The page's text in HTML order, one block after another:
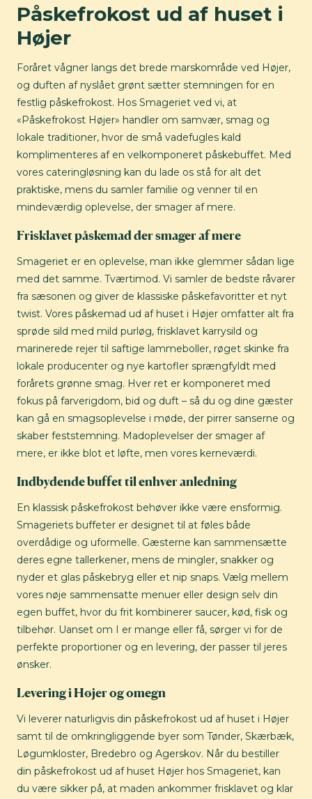
Påskefrokost ud af huset i
Højer
Foråret vågner langs det brede marskområde ved Højer,
og duften af nyslået grønt sætter stemningen for en
festlig påskefrokost. Hos Smageriet ved vi, at
«Påskefrokost Højer» handler om samvær, smag og
lokale traditioner, hvor de små vadefugles kald
komplimenteres af en velkomponeret påskebuffet. Med
vores cateringløsning kan du lade os stå for alt det
praktiske, mens du samler familie og venner til en
mindeværdig oplevelse, der smager af mere.
Frisklavet påskemad der smager af mere
Smageriet er en oplevelse, man ikke glemmer sådan lige
med det samme. Tværtimod. Vi samler de bedste råvarer
fra sæsonen og giver de klassiske påskefavoritter et nyt
twist. Vores påskemad ud af huset i Højer omfatter alt fra
sprøde sild med mild purløg, frisklavet karrysild og
marinerede rejer til saftige lammeboller, røget skinke fra
lokale producenter og nye kartofler sprængfyldt med
forårets grønne smag. Hver ret er komponeret med
fokus på farverigdom, bid og duft – så du og dine gæster
kan gå en smagsoplevelse i møde, der pirrer sanserne og
skaber feststemning. Madoplevelser der smager af
mere, er ikke blot et løfte, men vores kerneværdi.
Indbydende buffet til enhver anledning
En klassisk påskefrokost behøver ikke være ensformig.
Smageriets buffeter er designet til at føles både
overdådige og uformelle. Gæsterne kan sammensætte
deres egne tallerkener, mens de mingler, snakker og
nyder et glas påskebryg eller et nip snaps. Vælg mellem
vores nøje sammensatte menuer eller design selv din
egen buffet, hvor du frit kombinerer saucer, kød, fisk og
tilbehør. Uanset om I er mange eller få, sørger vi for de
perfekte proportioner og en levering, der passer til jeres
ønsker.
Levering i Højer og omegn
Vi leverer naturligvis din påskefrokost ud af huset i Højer
samt til de omkringliggende byer som Tønder, Skærbæk,
Løgumkloster, Bredebro og Agerskov. Når du bestiller
din påskefrokost ud af huset Højer hos Smageriet, kan
du være sikker på, at maden ankommer frisklavet og klar